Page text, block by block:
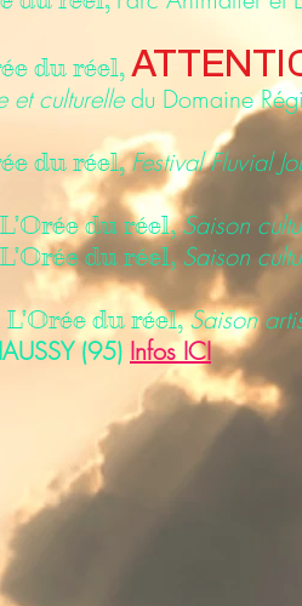
du réel,
et culturelledu Domaine
du réel, Festival Fluvial
L'Orée du réel, ​Saison
L'Orée du réel, ​Saison
L'Orée du réel, ​Saison
(95) Infos ICI